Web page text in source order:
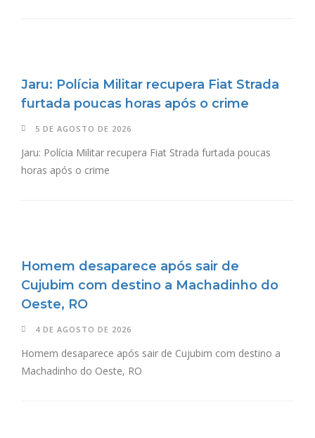
Jaru: Polícia Militar recupera Fiat Strada
furtada poucas horas após o crime
5 DE AGOSTO DE 2026
Jaru: Polícia Militar recupera Fiat Strada furtada poucas
horas após o crime
Homem desaparece após sair de
Cujubim com destino a Machadinho do
Oeste, RO
4 DE AGOSTO DE 2026
Homem desaparece após sair de Cujubim com destino a
Machadinho do Oeste, RO